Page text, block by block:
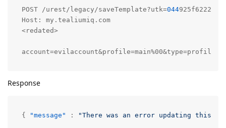
POST /urest/legacy/saveTemplate?utk=044
Host: my.tealiumiq.com
<redated>
Response
{ "message" : "There was an error updating this